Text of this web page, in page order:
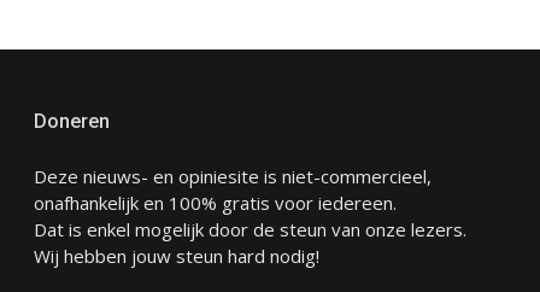
Doneren
Deze nieuws- en opiniesite is niet-commercieel,
onafhankelijk en 100% gratis voor iedereen.
Dat is enkel mogelijk door de steun van onze lezers.
Wij hebben jouw steun hard nodig!